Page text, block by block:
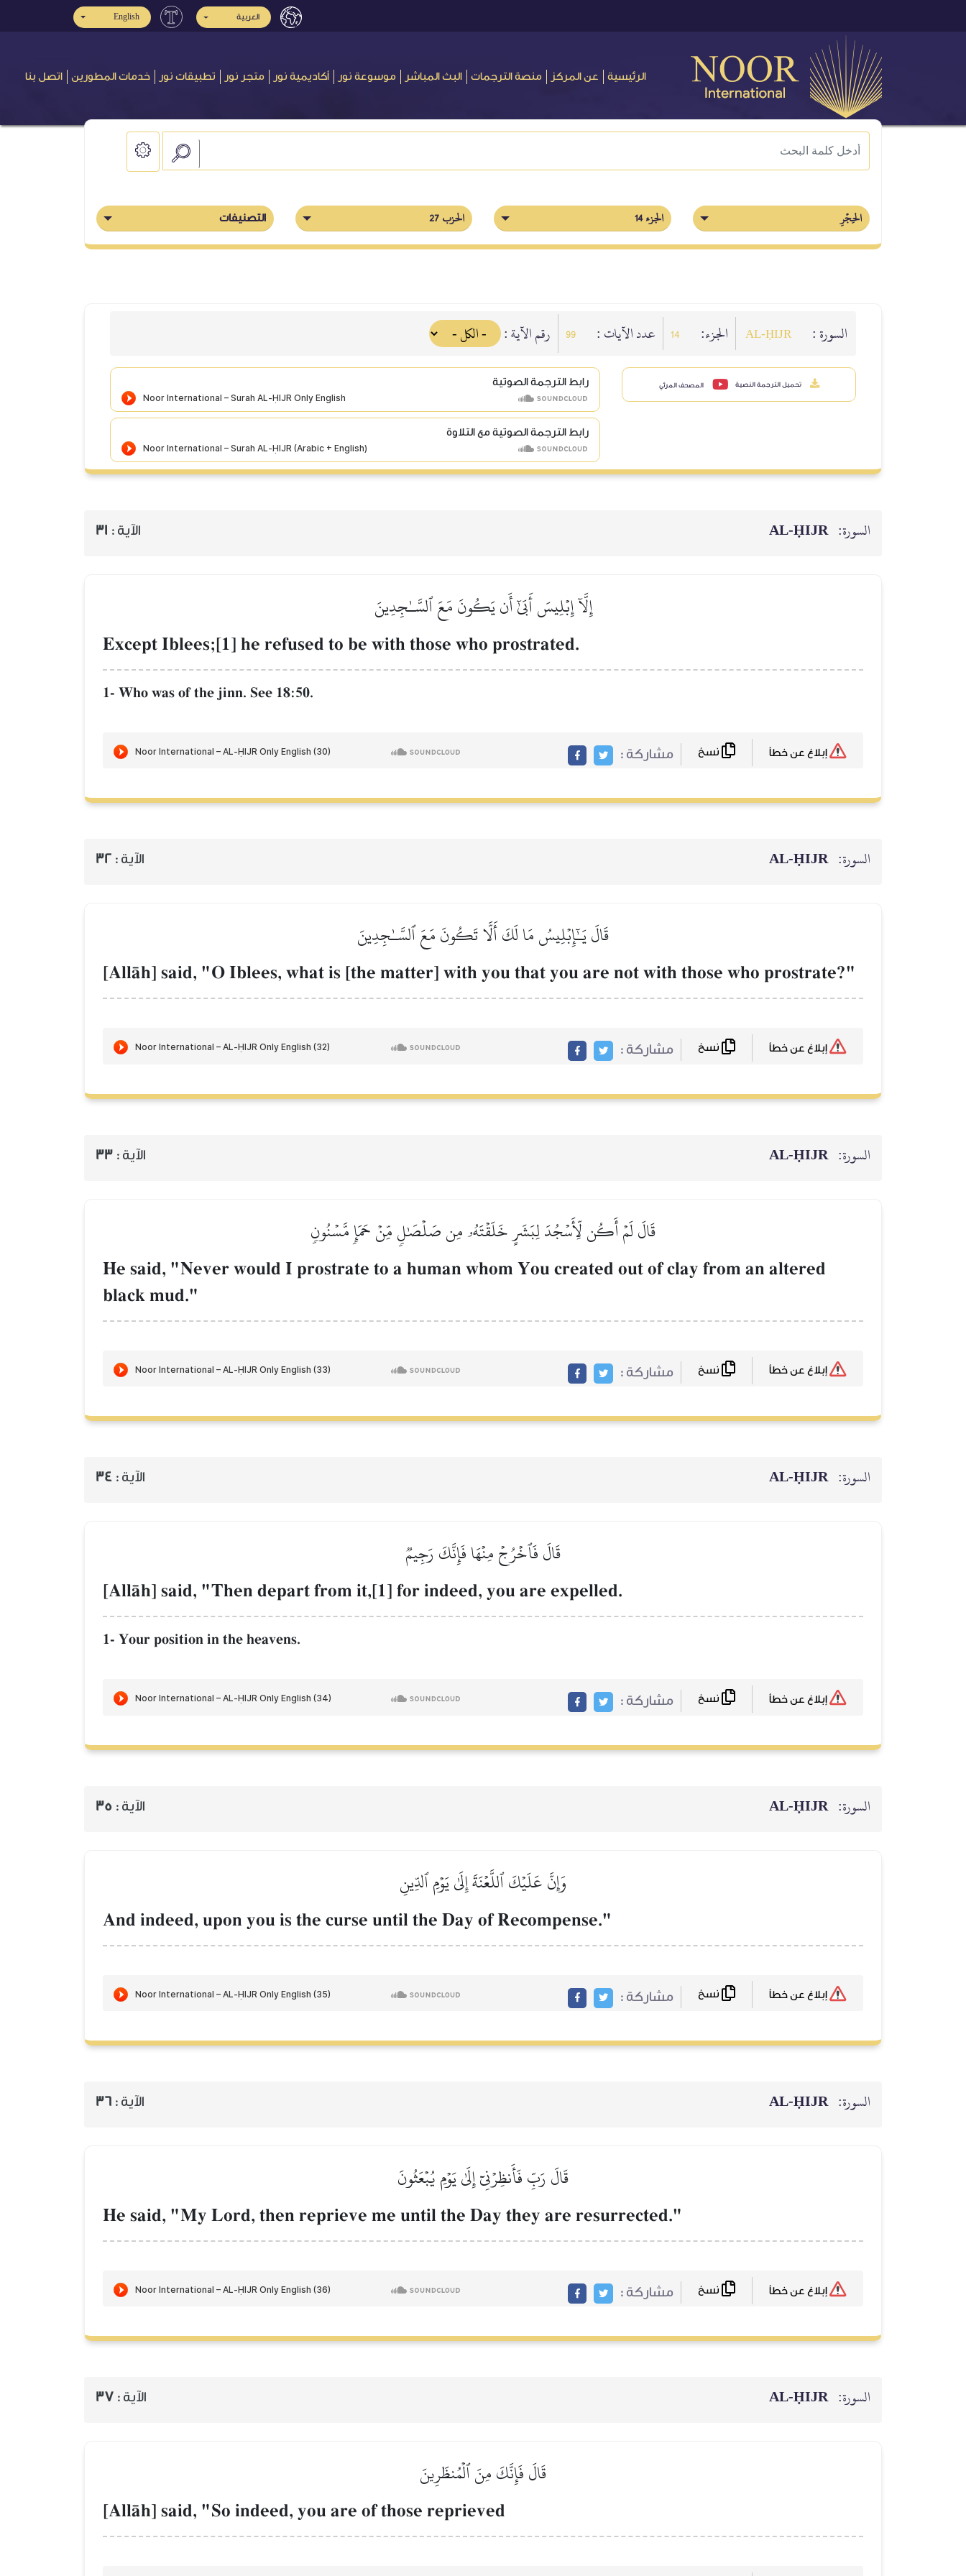
العربية English
الرئيسية عن المركز منصة الترجمات البث المباشر موسوعة نور أكاديمية نور متجر نور تطبيقات نور خدمات المطورين اتصل بنا
الحِجۡرِ الجزء 14 الحزب 27 التصنيفات
السورة : AL‑ḤIJR الجزء: 14 عدد الآيات : 99 رقم الآية :
تحميل الترجمة النصية المصحف المرئي رابط الترجمة الصوتية
رابط الترجمة الصوتية مع التلاوة
السورة: AL‑ḤIJR الآية : 31
إِلَّآ إِبۡلِيسَ أَبَىٰٓ أَن يَكُونَ مَعَ ٱلسَّـٰجِدِينَ
Except Iblees;[1] he refused to be with those who prostrated.
1- Who was of the jinn. See 18:50.
مشاركة :
السورة: AL‑ḤIJR الآية : 32
قَالَ يَـٰٓإِبۡلِيسُ مَا لَكَ أَلَّا تَكُونَ مَعَ ٱلسَّـٰجِدِينَ
[AllŒh] said, "O Iblees, what is [the matter] with you that you are not with those who prostrate?"
مشاركة :
السورة: AL‑ḤIJR الآية : 33
قَالَ لَمۡ أَكُن لِّأَسۡجُدَ لِبَشَرٍ خَلَقۡتَهُۥ مِن صَلۡصَٰلٖ مِّنۡ حَمَإٖ مَّسۡنُونٖ
He said, "Never would I prostrate to a human whom You created out of clay from an altered
black mud."
مشاركة :
السورة: AL‑ḤIJR الآية : 34
قَالَ فَٱخۡرُجۡ مِنۡهَا فَإِنَّكَ رَجِيمٞ
[AllŒh] said, "Then depart from it,[1] for indeed, you are expelled.
1- Your position in the heavens.
مشاركة :
السورة: AL‑ḤIJR الآية : 35
وَإِنَّ عَلَيۡكَ ٱللَّعۡنَةَ إِلَىٰ يَوۡمِ ٱلدِّينِ
And indeed, upon you is the curse until the Day of Recompense."
مشاركة :
السورة: AL‑ḤIJR الآية : 36
قَالَ رَبِّ فَأَنظِرۡنِيٓ إِلَىٰ يَوۡمِ يُبۡعَثُونَ
He said, "My Lord, then reprieve me until the Day they are resurrected."
مشاركة :
السورة: AL‑ḤIJR الآية : 37
قَالَ فَإِنَّكَ مِنَ ٱلۡمُنظَرِينَ
[AllŒh] said, "So indeed, you are of those reprieved